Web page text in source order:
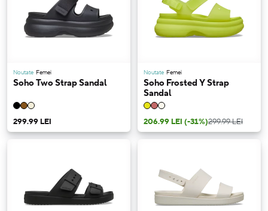
Noutate Femei
Soho Two Strap Sandal
299.99 LEI
Noutate Femei
Soho Frosted Y Strap
Sandal
206.99 LEI (-31%)299.99 LEI